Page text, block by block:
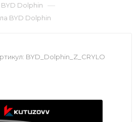
Dolphin —
BYD Dolphin
BYD_Dolphin_Z_CRYLO